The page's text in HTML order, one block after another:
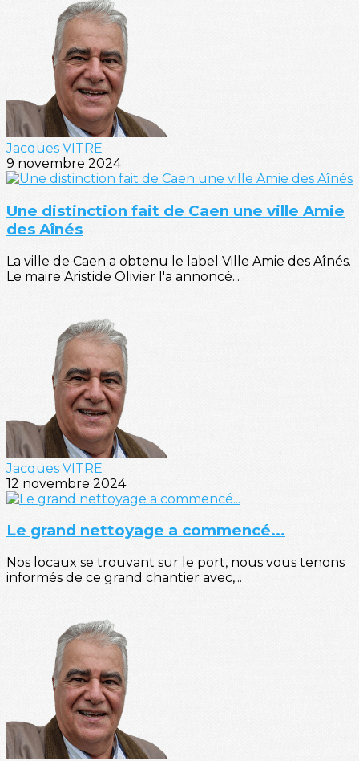
Jacques VITRE
9 novembre 2024
Une distinction fait de Caen une ville Amie
des Aînés
La ville de Caen a obtenu le label Ville Amie des Aînés.
Le maire Aristide Olivier l'a annoncé...
Jacques VITRE
12 novembre 2024
Le grand nettoyage a commencé...
Nos locaux se trouvant sur le port, nous vous tenons
informés de ce grand chantier avec,...